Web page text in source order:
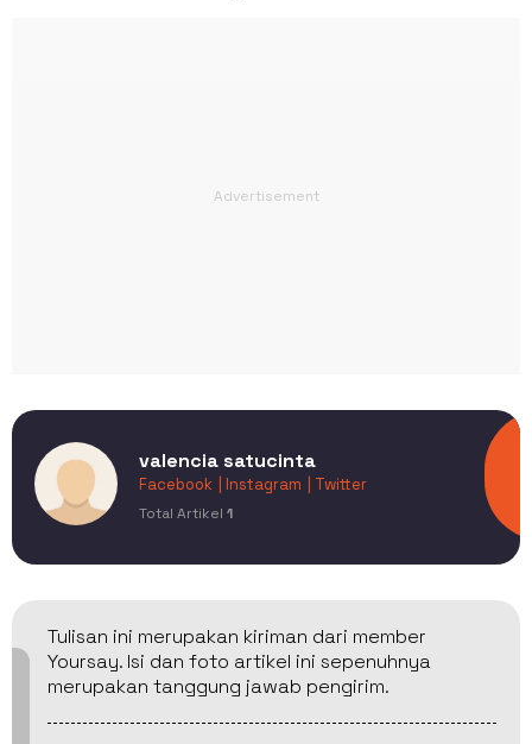
valencia satucinta
Facebook | Instagram | Twitter
Total Artikel 1
Tulisan ini merupakan kiriman dari member
Yoursay. Isi dan foto artikel ini sepenuhnya
merupakan tanggung jawab pengirim.